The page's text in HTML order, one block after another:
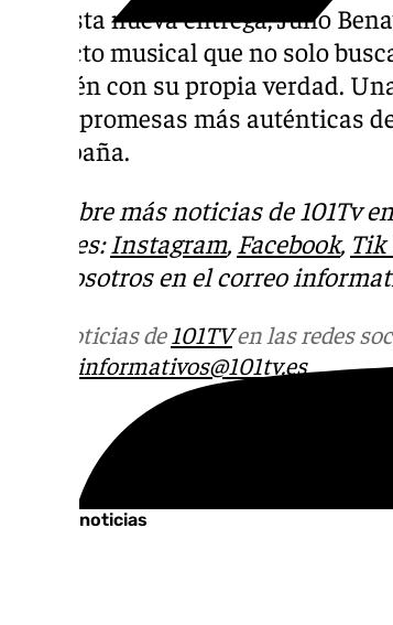
Con esta nueva entrega, Julio
proyecto musical que no solo
también con su propia verdad.
de las promesas más auténticas
en España.
Descubre más noticias de 101Tv
sociales:Instagram, Facebook, Tik
con nosotros en el correo
Más noticias de101TVen las redes
informativos@101tv.es
Últimas noticias